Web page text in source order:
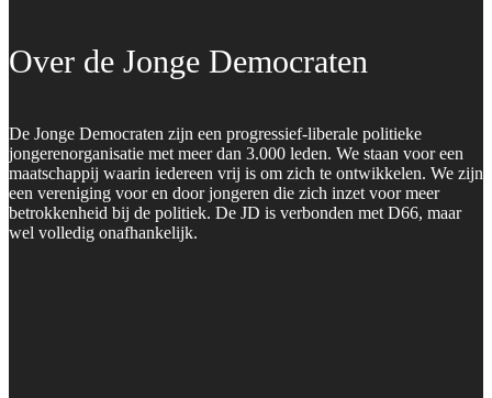
Over de Jonge Democraten
De Jonge Democraten zijn een progressief-liberale politieke
jongerenorganisatie met meer dan 3.000 leden. We staan voor een
maatschappij waarin iedereen vrij is om zich te ontwikkelen. We zijn
een vereniging voor en door jongeren die zich inzet voor meer
betrokkenheid bij de politiek. De JD is verbonden met D66, maar
wel volledig onafhankelijk.